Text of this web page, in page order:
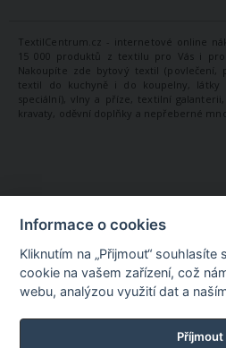
TextilCentrum.cz - internetové online
15 000 produktů z textilu pro Vás i pro
Nakoupíte zde bytový textil (povlečení,
textil do kuchyně i do koupelny, látky
speciální), vlny a příze, textilní
kravaty, oděvní doplňky a nepřeberné
Informace o cookies
Kliknutím na „Přijmout“
cookie na vašem zařízení, což
webu, analýzou využití dat a
Příjmout